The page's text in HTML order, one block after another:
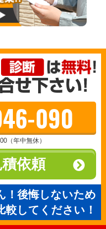
090
（年中無休）
依頼
！後悔しないため
較してください！